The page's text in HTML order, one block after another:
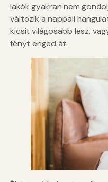
lakók gyakran nem
változik a nappali
kicsit világosabb lesz,
fényt enged át.